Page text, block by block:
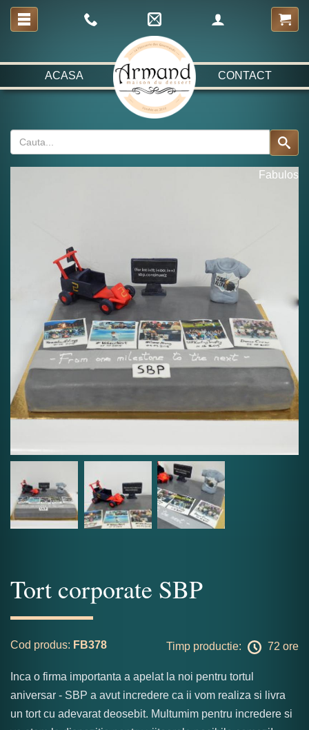
ACASA CONTACT
Fabulos
Tort corporate SBP
Cod produs: FB378 Timp productie: 72 ore
Inca o firma importanta a apelat la noi pentru tortul
aniversar - SBP a avut incredere ca ii vom realiza si livra
un tort cu adevarat deosebit. Multumim pentru incredere si